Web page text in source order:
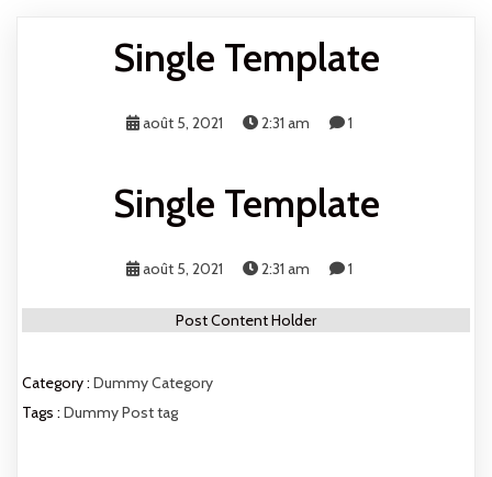
Single Template
août 5, 2021 2:31 am 1
Single Template
août 5, 2021 2:31 am 1
Post Content Holder
Category : Dummy Category
Tags : Dummy Post tag